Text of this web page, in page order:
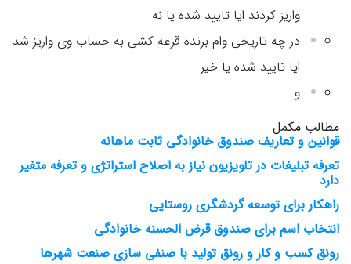
واریز کردند ایا تایید شده یا نه
در چه تاریخی وام برنده قرعه کشی به حساب وی واریز شد
ایا تایید شده یا خیر
و…
مطالب مکمل
قوانین و تعاریف صندوق خانوادگی ثابت ماهانه
تعرفه تبلیغات در تلویزیون نیاز به اصلاح استراتژی و تعرفه متغیر
دارد
راهکار برای توسعه گردشگری روستایی
انتخاب اسم برای صندوق قرض الحسنه خانوادگی
رونق کسب و کار و رونق تولید با صنفی سازی صنعت شهرها